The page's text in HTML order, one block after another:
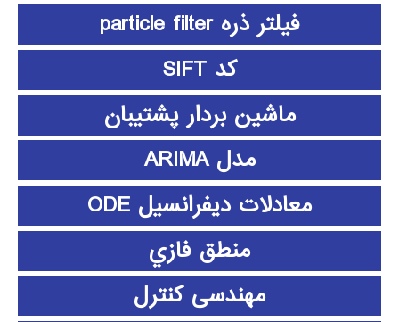
فیلتر ذره particle filter
کد SIFT
ماشین بردار پشتیبان
مدل ARIMA
معادلات دیفرانسیل ODE
منطق فازي
مهندسی کنترل